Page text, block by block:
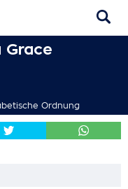
Grace
Ordnung